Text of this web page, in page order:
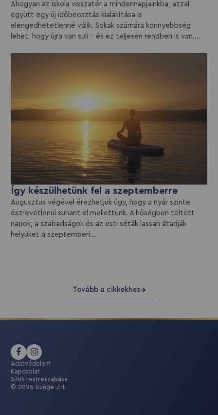
Ahogyan az iskola visszatér a mindennapjainkba, azzal
együtt egy új időbeosztás kialakítása is
elengedhetetlenné válik. Sokak számára könnyebbség
lehet, hogy újra van suli – és ez teljesen rendben is van....
Így készülhetünk fel a szeptemberre
Augusztus végével érezhetjük úgy, hogy a nyár szinte
észrevétlenül suhant el mellettünk. A hőségben töltött
napok, a szabadságok és az esti séták lassan átadják
helyüket a szeptemberi...
Tovább a cikkekhez
© 2026 Bunge Zrt.
Adatvédelem
Kapcsolat
Sütik testreszabása